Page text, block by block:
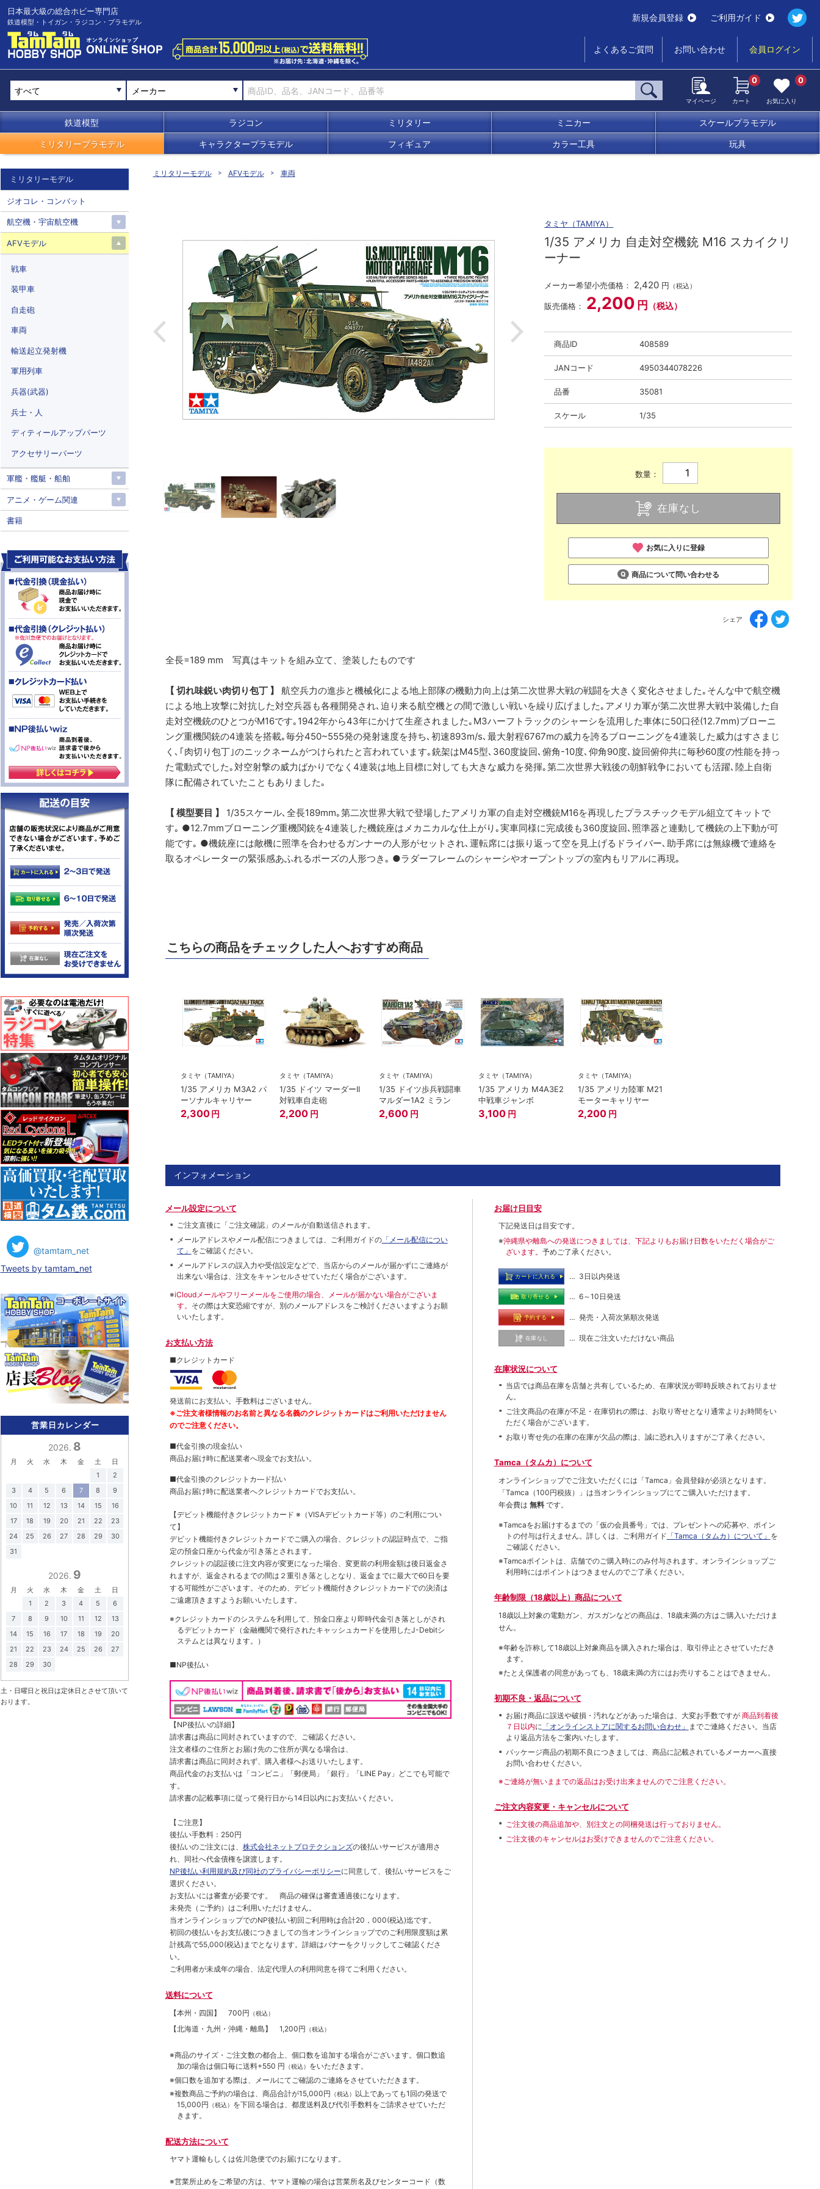
日本最大級の総合ホビー専門店
鉄道模型・トイガン・ラジコン・プラモデル 新規会員登録 ご利用ガイド
よくあるご質問 お問い合わせ 会員ログイン
メーカー
マイページ カート
0
お気に入り
0
鉄道模型 ラジコン ミリタリー ミニカー スケールプラモデル
ミリタリープラモデル キャラクタープラモデル フィギュア カラー工具 玩具
ミリタリーモデル AFVモデル 車両
タミヤ（TAMIYA）
1/35 アメリカ 自走対空機銃 M16 スカイクリ
ーナー
メーカー希望小売価格： 2,420 円 （税込）
販売価格： 2,200 円 （税込）
商品ID 408589
JANコード 4950344078226
品番 35081
スケール 1/35
数量：
在庫なし
お気に入りに登録
商品について問い合わせる
シェア
全長=189 mm 写真はキットを組み立て、塗装したものです
【 切れ味鋭い肉切り包丁 】
航空兵力の進歩と機械化による地上部隊の機動力向上は第二次世界大戦の戦闘を大きく変化させました｡そんな中で航空機
による地上攻撃に対抗した対空兵器も各種開発され､迫り来る航空機との間で激しい戦いを繰り広げました｡アメリカ軍が第二次世界大戦中装備した自
走対空機銃のひとつがM16です｡1942年から43年にかけて生産されました｡M3ハーフトラックのシャーシを流用した車体に50口径(12.7mm)ブローニ
ング重機関銃の4連装を搭載｡毎分450~555発の発射速度を持ち､初速893m/s､最大射程6767mの威力を誇るブローニングを4連装した威力はすさまじ
く､｢肉切り包丁｣のニックネームがつけられたと言われています｡銃架はM45型､360度旋回､俯角-10度､仰角90度､旋回俯仰共に毎秒60度の性能を持っ
た電動式でした｡対空射撃の威力ばかりでなく4連装は地上目標に対しても大きな威力を発揮｡第二次世界大戦後の朝鮮戦争においても活躍､陸上自衛
隊に配備されていたこともありました｡
【 模型要目 】
1/35スケール､全長189mm｡第二次世界大戦で登場したアメリカ軍の自走対空機銃M16を再現したプラスチックモデル組立てキットで
す｡ ●12.7mmブローニング重機関銃を4連装した機銃座はメカニカルな仕上がり｡実車同様に完成後も360度旋回､照準器と連動して機銃の上下動が可
能です｡ ●機銃座には敵機に照準を合わせるガンナーの人形がセットされ､運転席には振り返って空を見上げるドライバー､助手席には無線機で連絡を
取るオペレーターの緊張感あふれるポーズの人形つき｡ ●ラダーフレームのシャーシやオープントップの室内もリアルに再現｡
こちらの商品をチェックした人へおすすめ商品
タミヤ（TAMIYA）
1/35 アメリカ M3A2 パ
ーソナルキャリヤー
2,300 円
タミヤ（TAMIYA）
1/35 ドイツ マーダーII
対戦車自走砲
2,200 円
タミヤ（TAMIYA）
1/35 ドイツ歩兵戦闘車
マルダー1A2 ミラン
2,600 円
タミヤ（TAMIYA）
1/35 アメリカ M4A3E2
中戦車ジャンボ
3,100 円
タミヤ（TAMIYA）
1/35 アメリカ陸軍 M21
モーターキャリヤー
2,200 円
インフォメーション
メール設定について
ご注文直後に「ご注文確認」のメールが自動送信されます。
メールアドレスやメール配信につきましては、ご利用ガイドの「メール配信につい
て」 をご確認ください。
メールアドレスの誤入力や受信設定などで、当店からのメールが届かずにご連絡が
出来ない場合は、注文をキャンセルさせていただく場合がございます。
※iCloudメールやフリーメールをご使用の場合、メールが届かない場合がございま
す。 その際は大変恐縮ですが、別のメールアドレスをご検討くださいますようお願
いいたします。
お支払い方法
■クレジットカード
発送前にお支払い。手数料はございません。
※ご注文者様情報のお名前と異なる名義のクレジットカードはご利用いただけません
のでご注意ください。
■代金引換の現金払い
商品お届け時に配送業者へ現金でお支払い。
■代金引換のクレジットカ―ド払い
商品お届け時に配送業者へクレジットカードでお支払い。
【デビット機能付きクレジットカード ※（VISAデビットカード等） のご利用につい
て】
デビット機能付きクレジットカードでご購入の場合、クレジットの認証時点で、ご指
定の預金口座から代金が引き落とされます。
クレジットの認証後に注文内容が変更になった場合、変更前の利用金額は後日返金さ
れますが、返金されるまでの間は２重引き落としとなり、返金までに最大で60日を要
する可能性がございます。そのため、デビット機能付きクレジットカードでの決済は
ご遠慮頂きますようお願いいたします。
※クレジットカードのシステムを利用して、預金口座より即時代金引き落としがされ
るデビットカード（金融機関で発行されたキャッシュカードを使用したJ-Debitシ
ステムとは異なります。）
■NP後払い
【NP後払いの詳細】
請求書は商品に同封されていますので、ご確認ください。
注文者様のご住所とお届け先のご住所が異なる場合は、
請求書は商品に同封されず、購入者様へお送りいたします。
商品代金のお支払いは「コンビニ」「郵便局」「銀行」「LINE Pay」どこでも可能で
す。
請求書の記載事項に従って発行日から14日以内にお支払いください。
【ご注意】
後払い手数料：250円
後払いのご注文には、 株式会社ネットプロテクションズの後払いサービスが適用さ
れ、同社へ代金債権を譲渡します。
NP後払い利用規約及び同社のプライバシーポリシーに同意して、後払いサービスをご
選択ください。
お支払いには審査が必要です。 商品の確保は審査通過後になります。
未発売（ご予約）はご利用いただけません。
当オンラインショップでのNP後払い初回ご利用時は合計20，000(税込)迄です。
初回の後払いをお支払後につきましての当オンラインショップでのご利用限度額は累
計残高で55,000(税込)までとなります。詳細はバナーをクリックしてご確認くださ
い。
ご利用者が未成年の場合、法定代理人の利用同意を得てご利用ください。
送料について
【本州・四国】 700円 （税込）
【北海道・九州・沖縄・離島】 1,200円 （税込）
※商品のサイズ・ご注文数の都合上、個口数を追加する場合がございます。個口数追
加の場合は個口毎に送料+550 円 （税込） をいただきます。
※個口数を追加する際は、メールにてご確認のご連絡をさせていただきます。
※複数商品ご予約の場合は、商品合計が15,000円 （税込） 以上であっても1回の発送で
15,000円 （税込） を下回る場合は、都度送料及び代引手数料をご請求させていただ
きます。
配送方法について
ヤマト運輸もしくは佐川急便でのお届けになります。
※営業所止めをご希望の方は、ヤマト運輸の場合は営業所名及びセンターコード（数
お届け日目安
下記発送日は目安です。
※沖縄県や離島への発送につきましては、下記よりもお届け日数をいただく場合がご
ざいます。 予めご了承ください。
カートに入れる … 3日以内発送
取り寄せる … 6～10日発送
予約する … 発売・入荷次第順次発送
在庫なし … 現在ご注文いただけない商品
在庫状況について
当店では商品在庫を店舗と共有しているため、在庫状況が即時反映されておりませ
ん。
ご注文商品の在庫が不足・在庫切れの際は、お取り寄せとなり通常よりお時間をい
ただく場合がございます。
お取り寄せ先の在庫の在庫が欠品の際は、誠に恐れ入りますがご了承ください。
Tamca（タムカ）について
オンラインショップでご注⽂いただくには「Tamca」会員登録が必須となります。
「Tamca （100円税抜）
」は当オンラインショップにてご購⼊いただけます。
年会費は 無料 です。
※Tamcaをお届けするまでの「仮の会員番号」では、プレゼントへの応募や、ポイン
トの付与は⾏えません。詳しくは、ご利⽤ガイド 「Tamca（タムカ）について」 を
ご確認ください。
※Tamcaポイントは、店舗でのご購⼊時にのみ付与されます。オンラインショップご
利用時にはポイントはつきませんのでご了承ください。
年齢制限（18歳以上）商品について
18歳以上対象の電動ガン、ガスガンなどの商品は、18歳未満の方はご購入いただけま
せん。
※年齢を詐称して18歳以上対象商品を購入された場合は、取引停止とさせていただき
ます。
※たとえ保護者の同意があっても、18歳未満の方にはお売りすることはできません。
初期不良・返品について
お届け商品に誤送や破損・汚れなどがあった場合は、大変お手数ですが 商品到着後
７日以内に 「オンラインストアに関するお問い合わせ」 までご連絡ください。当店
より返品方法をご案内いたします。
パッケージ商品の初期不良につきましては、商品に記載されているメーカーへ直接
お問い合わせください。
※ご連絡が無いままでの返品はお受け出来ませんのでご注意ください。
ご注文内容変更・キャンセルについて
ご注文後の商品追加や、別注文との同梱発送は行っておりません。
ご注文後のキャンセルはお受けできませんのでご注意ください。
ミリタリーモデル
ジオコレ・コンバット
航空機・宇宙航空機
AFVモデル
戦車
装甲車
自走砲
車両
輸送起立発射機
軍用列車
兵器(武器)
兵士・人
ディティールアップパーツ
アクセサリーパーツ
軍艦・艦艇・船舶
アニメ・ゲーム関連
書籍
@tamtam_net
Tweets by tamtam_net
営業日カレンダー
2026. 8
月 火 水 木 金 土
日
1
2
3
4 5 6 7 8
9
10
11 12 13 14 15
16
17
18 19 20 21 22
23
24
25 26 27 28 29
30
31
2026. 9
月 火 水 木 金 土
日
1
2 3 4 5
6
7
8 9 10 11 12
13
14
15 16 17 18 19
20
21
22 23 24 25 26
27
28
29 30
土・日曜日と祝日は定休日とさせて頂いて
おります。